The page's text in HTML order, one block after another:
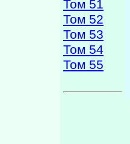
Том 51
Том 52
Том 53
Том 54
Том 55